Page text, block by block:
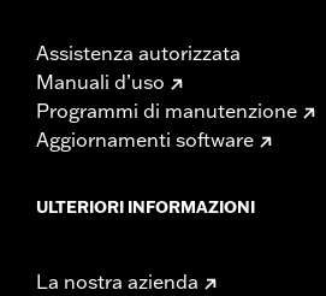
Assistenza autorizzata
Manuali d’uso
Programmi di manutenzione
Aggiornamenti software
ULTERIORI INFORMAZIONI
La nostra azienda